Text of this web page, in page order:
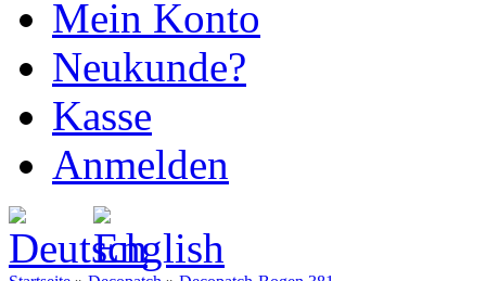
Mein Konto
Neukunde?
Kasse
Anmelden